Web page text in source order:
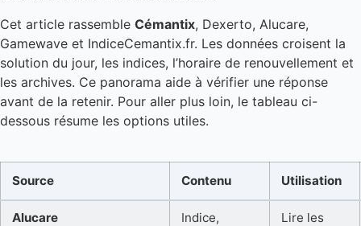
Cet article rassemble Cémantix, Dexerto, Alucare,
Gamewave et IndiceCemantix.fr. Les données croisent la
solution du jour, les indices, l’horaire de renouvellement et
les archives. Ce panorama aide à vérifier une réponse
avant de la retenir. Pour aller plus loin, le tableau ci-
dessous résume les options utiles.
Source Contenu Utilisation
Alucare
Indice,
Lire les